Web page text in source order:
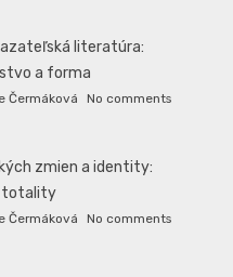
literatúra:
a forma
Čermáková No comments
zmien a identity:
totality
Čermáková No comments